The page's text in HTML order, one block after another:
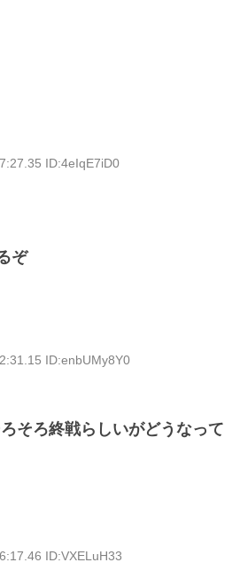
ID:4eIqE7iD0
ぞ
ID:enbUMy8Y0
そろ終戦らしいがどうなって
ID:VXELuH33